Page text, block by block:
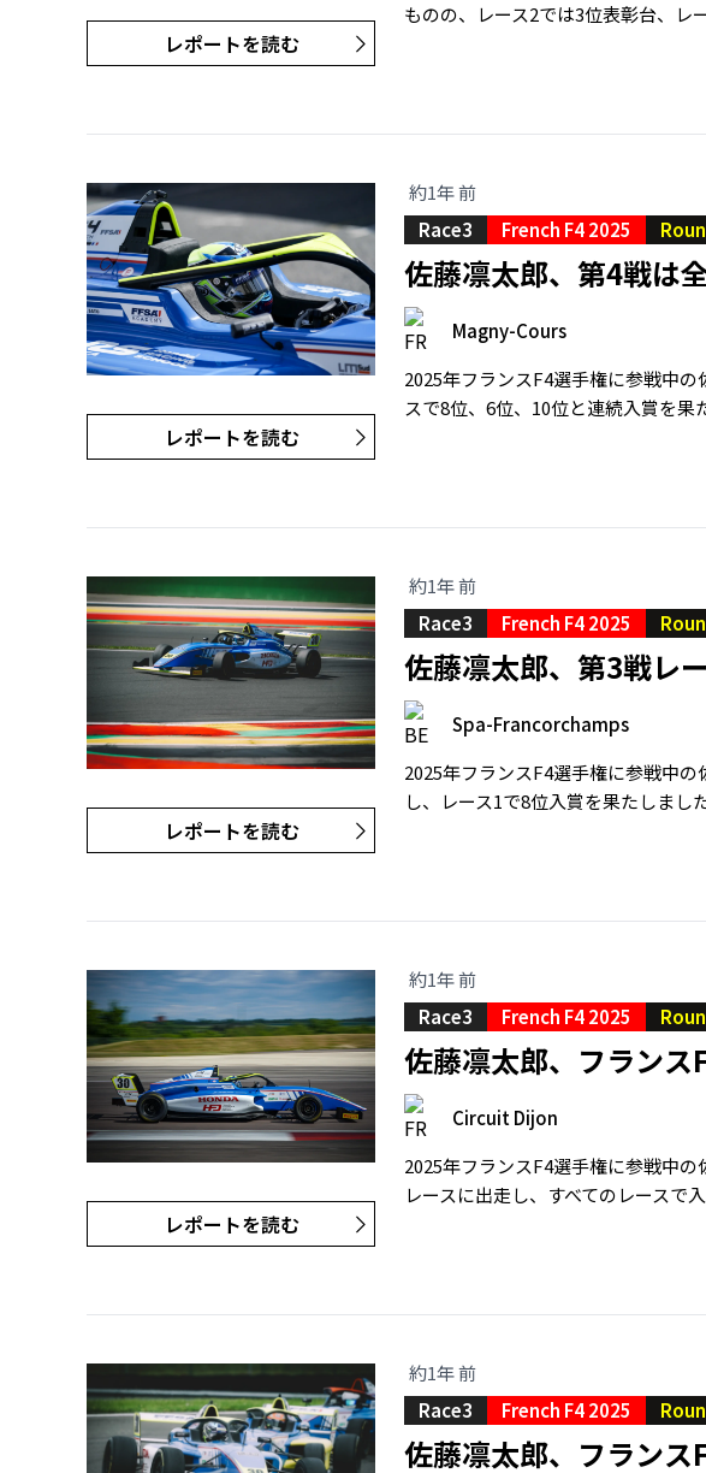
レポートを読む
ものの、レース2では3位表彰台、レ
レポートを読む
約1年 前
Race3
French F4 2025
佐藤凛太郎、第4戦は
Magny-Cours
2025年フランスF4選手権に参戦中
スで8位、6位、10位と連続入賞を果
レポートを読む
約1年 前
Race3
French F4 2025
佐藤凛太郎、第3戦レ
Spa-Francorchamps
2025年フランスF4選手権に参戦中
し、レース1で8位入賞を果たしまし
レポートを読む
約1年 前
Race3
French F4 2025
佐藤凛太郎、フラン
Circuit Dijon
2025年フランスF4選手権に参戦中
レースに出走し、すべてのレースで
約1年 前
Race3
French F4 2025
佐藤凛太郎、フランス